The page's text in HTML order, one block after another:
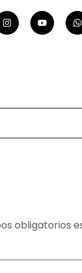
obligatorios